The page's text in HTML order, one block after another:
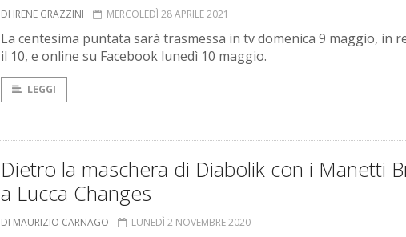
DI IRENE GRAZZINI MERCOLEDÌ 28 APRILE 2021
La centesima puntata sarà trasmessa in tv domenica 9 maggio, in
il 10, e online su Facebook lunedì 10 maggio.
LEGGI
Dietro la maschera di Diabolik con i Manetti
a Lucca Changes
DI MAURIZIO CARNAGO LUNEDÌ 2 NOVEMBRE 2020